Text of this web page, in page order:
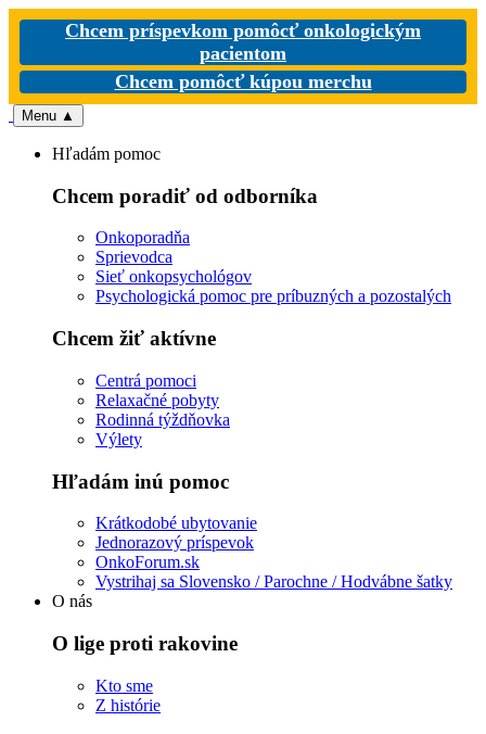
Chcem príspevkom pomôcť onkologickým
pacientom
Chcem pomôcť kúpou merchu
Menu ▲
Hľadám pomoc
Chcem poradiť od odborníka
Onkoporadňa
Sprievodca
Sieť onkopsychológov
Psychologická pomoc pre príbuzných a pozostalých
Chcem žiť aktívne
Centrá pomoci
Relaxačné pobyty
Rodinná týždňovka
Výlety
Hľadám inú pomoc
Krátkodobé ubytovanie
Jednorazový príspevok
OnkoForum.sk
Vystrihaj sa Slovensko / Parochne / Hodvábne šatky
O nás
O lige proti rakovine
Kto sme
Z histórie